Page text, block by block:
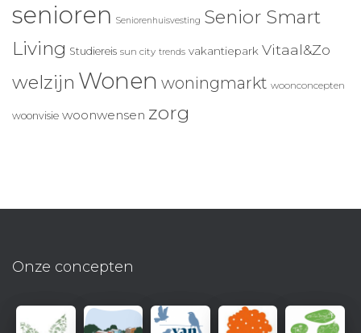
senioren Seniorenhuisvesting Senior Smart
Living Studiereis sun city trends vakantiepark Vitaal&Zo
welzijn Wonen woningmarkt woonconcepten
woonvisie woonwensen zorg
Onze concepten